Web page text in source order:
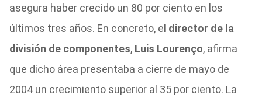
asegura haber crecido un 80 por ciento en los
últimos tres años. En concreto, el director de la
división de componentes, Luis Lourenço, afirma
que dicho área presentaba a cierre de mayo de
2004 un crecimiento superior al 35 por ciento. La